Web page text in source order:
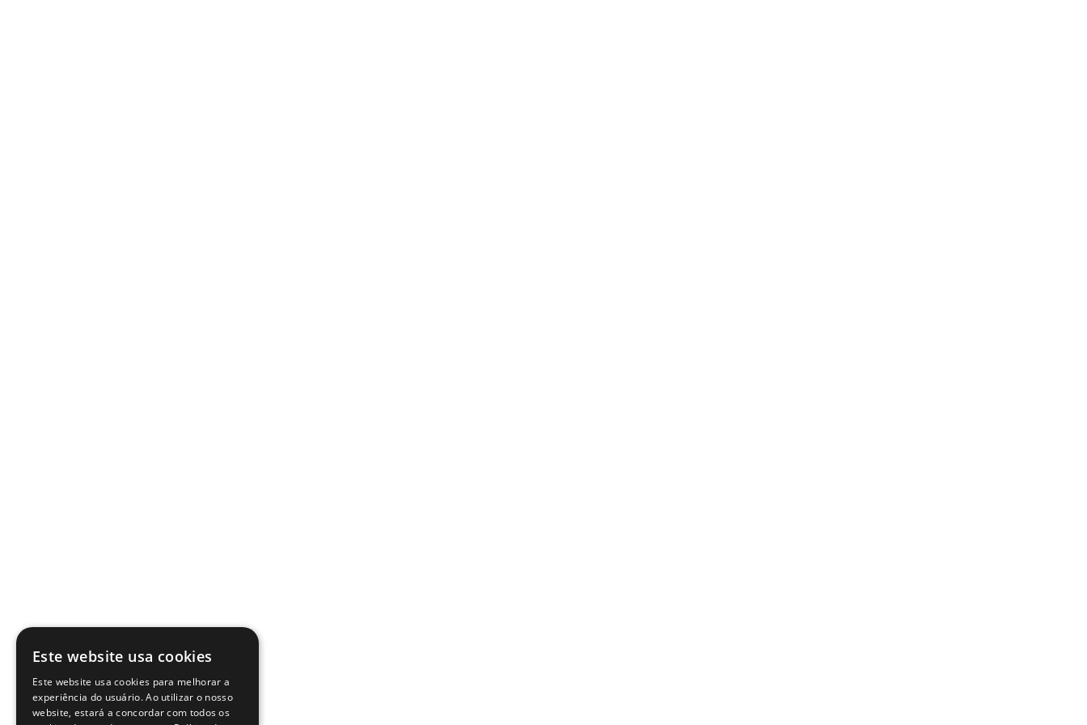
Este website usa cookies
Este website usa cookies para melhorar a
experiência do usuário. Ao utilizar o nosso
website, estará a concordar com todos os